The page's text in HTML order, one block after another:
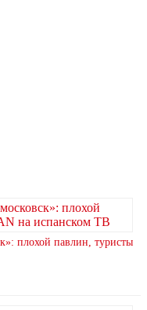
плохой павлин, туристы